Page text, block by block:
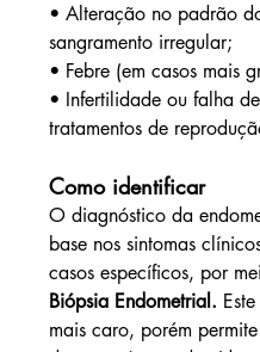
• Alteração no padrão
sangramento irregular;
• Febre (em casos mais
• Infertilidade ou falha
tratamentos de
Como identificar
O diagnóstico da
base nos sintomas
casos específicos, por
Biópsia Endometrial.
mais caro, porém